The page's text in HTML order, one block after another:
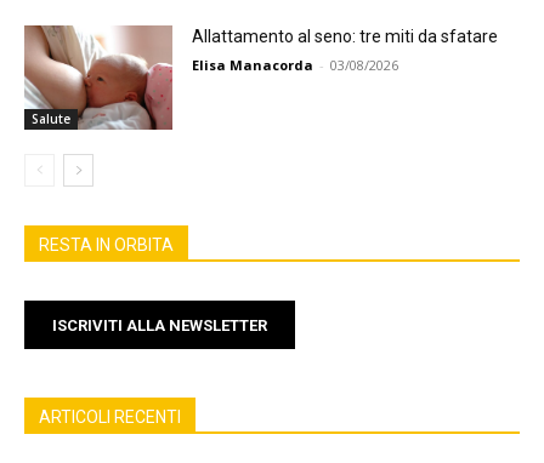
Salute
Allattamento al seno: tre miti da sfatare
Elisa Manacorda - 03/08/2026
RESTA IN ORBITA
ISCRIVITI ALLA NEWSLETTER
ARTICOLI RECENTI